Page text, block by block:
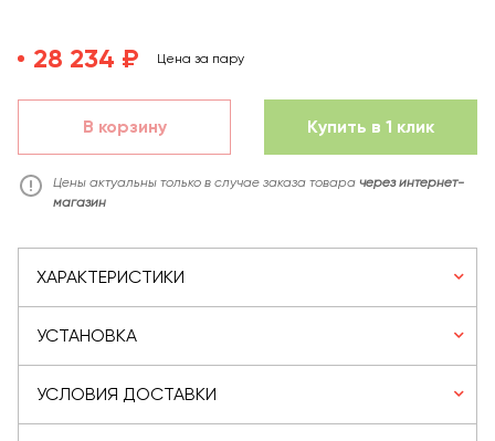
28 234 ₽ Цена за пару
В корзину Купить в 1 клик
Цены актуальны только в случае заказа товара через интернет-
магазин
ХАРАКТЕРИСТИКИ
УСТАНОВКА
УСЛОВИЯ ДОСТАВКИ